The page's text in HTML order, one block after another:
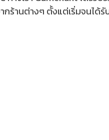
ร้านต่างๆ ตั้งแต่เริ่มจนได้รั